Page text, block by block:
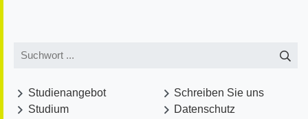
Studienangebot
Studium
Schreiben Sie uns
Datenschutz